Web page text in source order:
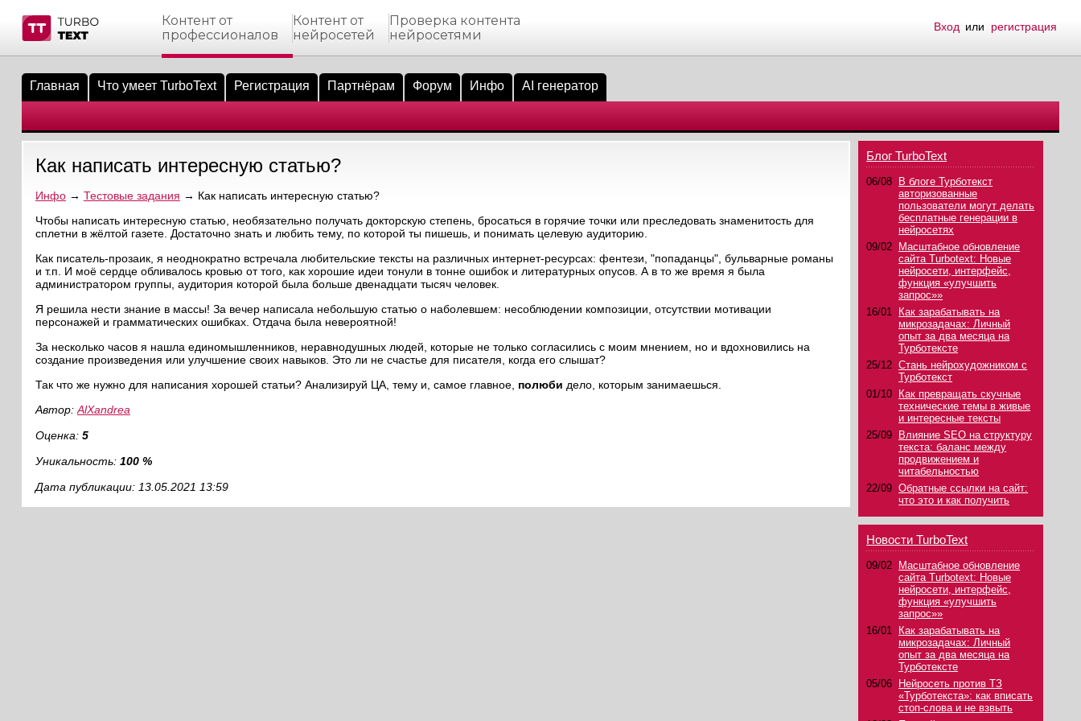
материалы
биржи
пользователи
на сайте
пользователей
сообщения
по форуму
Контент от
профессионалов
Контент от
нейросетей
Проверка контента
нейросетями
Вход или регистрация
Главная Что умеет TurboText Регистрация Партнёрам Форум Инфо AI генератор
Как написать интересную статью?
Инфо→ Тестовые задания → Как написать интересную статью?
Чтобы написать интересную статью, необязательно получать докторскую степень, бросаться в горячие точки или преследовать знаменитость для
сплетни в жёлтой газете. Достаточно знать и любить тему, по которой ты пишешь, и понимать целевую аудиторию.
Как писатель-прозаик, я неоднократно встречала любительские тексты на различных интернет-ресурсах: фентези, "попаданцы", бульварные романы
и т.п. И моё сердце обливалось кровью от того, как хорошие идеи тонули в тонне ошибок и литературных опусов. А в то же время я была
администратором группы, аудитория которой была больше двенадцати тысяч человек.
Я решила нести знание в массы! За вечер написала небольшую статью о наболевшем: несоблюдении композиции, отсутствии мотивации
персонажей и грамматических ошибках. Отдача была невероятной!
За несколько часов я нашла единомышленников, неравнодушных людей, которые не только согласились с моим мнением, но и вдохновились на
создание произведения или улучшение своих навыков. Это ли не счастье для писателя, когда его слышат?
Так что же нужно для написания хорошей статьи? Анализируй ЦА, тему и, самое главное, полюби дело, которым занимаешься.
Автор: AlXandrea
Оценка: 5
Уникальность: 100 %
Дата публикации: 13.05.2021 13:59
Блог TurboText
06/08
В блоге Турботекст
авторизованные
пользователи могут делать
бесплатные генерации в
нейросетях
09/02
Масштабное обновление
сайта Turbotext: Новые
нейросети, интерфейс,
функция «улучшить
запрос»»
16/01
Как зарабатывать на
микрозадачах: Личный
опыт за два месяца на
Турботексте
25/12 Стань нейрохудожником с
Турботекст
01/10
Как превращать скучные
технические темы в живые
и интересные тексты
25/09
Влияние SEO на структуру
текста: баланс между
продвижением и
читабельностью
22/09 Обратные ссылки на сайт:
что это и как получить
Новости TurboText
09/02
Масштабное обновление
сайта Turbotext: Новые
нейросети, интерфейс,
функция «улучшить
запрос»»
16/01
Как зарабатывать на
микрозадачах: Личный
опыт за два месяца на
Турботексте
05/06
Нейросеть против ТЗ
«Турботекста»: как вписать
стоп-слова и не взвыть